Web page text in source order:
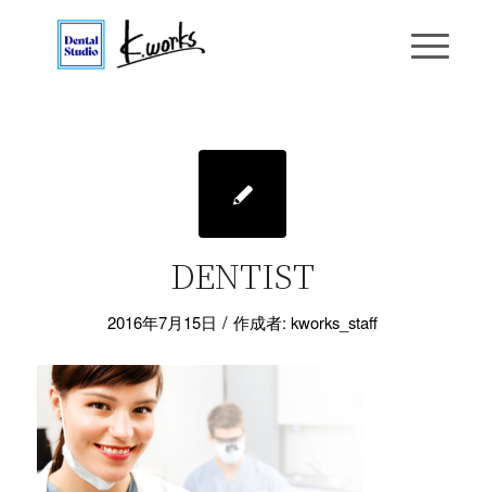
DENTIST
2016年7月15日 / 作成者:kworks_staff